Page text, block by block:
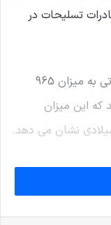
تسلیحات در
شرکت های سوئیسی در سال 2020 تسلیحاتی به میزان 965
که این میزان
همچنین، هزینه های نظامی سوئیس در سال 2019 قریب به 6
میلیارد فرانک سوئیس (6.5 میلیارد دلار امریکا) بوده که 2.5
تشکیل می دهد.